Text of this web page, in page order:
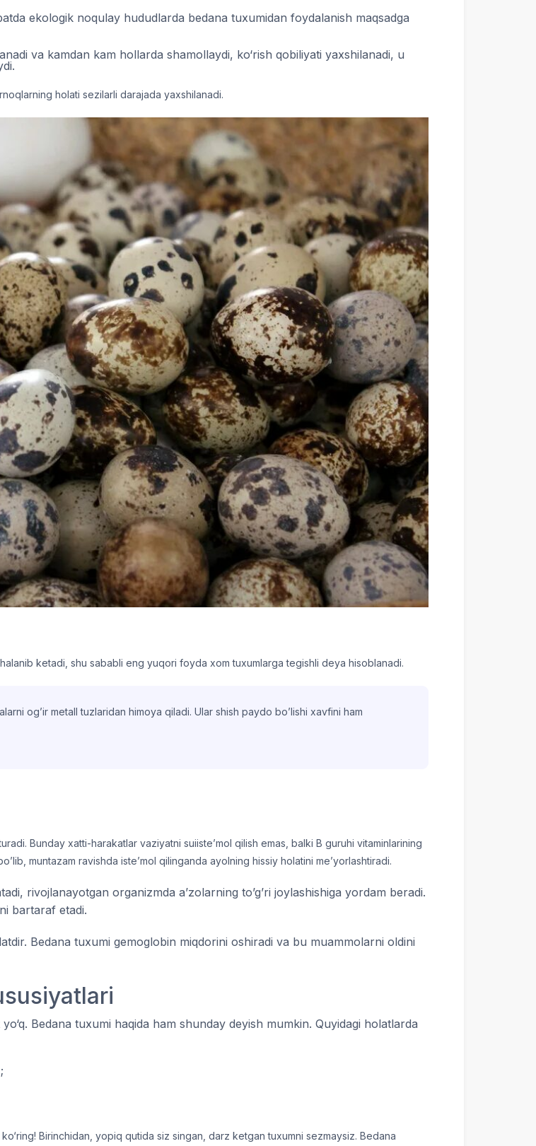
ekologik noqulay hududlarda bedana tuxumidan foydalanish maqsadga
va kamdan kam hollarda shamollaydi, ko‘rish qobiliyati yaxshilanadi, u
holati sezilarli darajada yaxshilanadi.
ketadi, shu sababli eng yuqori foyda xom tuxumlarga tegishli deya hisoblanadi.
og’ir metall tuzlaridan himoya qiladi. Ular shish paydo bo’lishi xavfini ham
Bunday xatti-harakatlar vaziyatni suiiste’mol qilish emas, balki B guruhi vitaminlarining
muntazam ravishda iste’mol qilinganda ayolning hissiy holatini me’yorlashtiradi.
rivojlanayotgan organizmda a’zolarning to’g’ri joylashishiga yordam beradi.
bartaraf etadi.
Bedana tuxumi gemoglobin miqdorini oshiradi va bu muammolarni oldini
Bedana tuxumi haqida ham shunday deyish mumkin. Quyidagi holatlarda
Birinchidan, yopiq qutida siz singan, darz ketgan tuxumni sezmaysiz. Bedana